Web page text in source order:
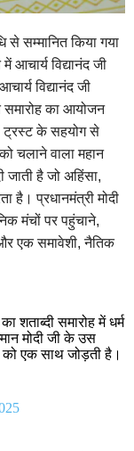
से सम्मानित किया गया
विद्यानंद जी
विद्यानंद जी
समारोह का आयोजन
ट्रस्ट के सहयोग से
चलाने वाला महान
जाती है जो अहिंसा,
है। प्रधानमंत्री मोदी
मंचों पर पहुंचाने,
और एक समावेशी, नैतिक
शताब्दी समारोह में धर्म
मोदी जी के उस
को एक साथ जोड़ती है।